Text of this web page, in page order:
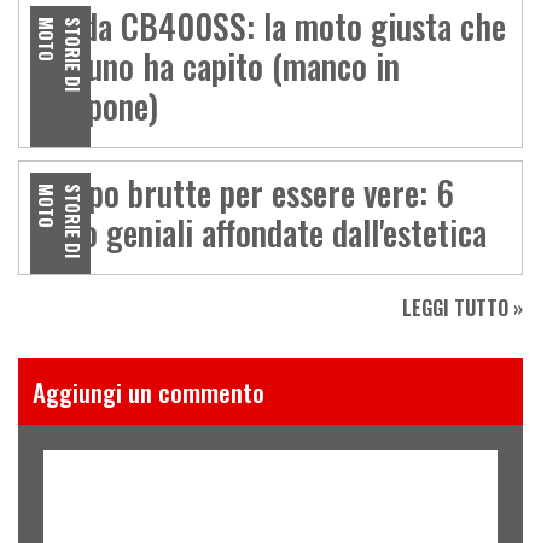
S
T
O
R
I
E
D
I
M
O
T
O
Honda CB400SS: la moto giusta che
nessuno ha capito (manco in
Giappone)
S
T
O
R
I
E
D
I
M
O
T
O
Troppo brutte per essere vere: 6
moto geniali affondate dall'estetica
LEGGI TUTTO »
Aggiungi un commento